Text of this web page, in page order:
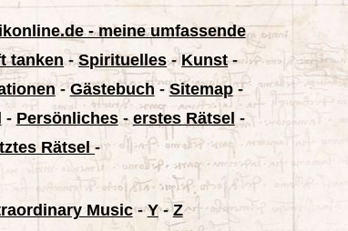
- meine umfassende
tanken-Spirituelles-Kunst-
-Gästebuch -Sitemap-
- Persönliches-erstes Rätsel -
Rätsel-
Music-Y-Z